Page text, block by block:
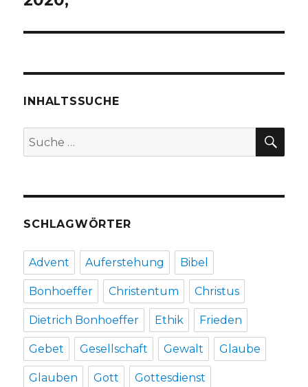
INHALTSSUCHE
Suche
nach:
SCHLAGWÖRTER
Advent Auferstehung Bibel
Bonhoeffer Christentum Christus
Dietrich Bonhoeffer Ethik Frieden
Gebet Gesellschaft Gewalt Glaube
Glauben Gott Gottesdienst